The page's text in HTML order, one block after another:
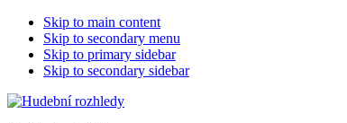
Skip to main content
Skip to secondary menu
Skip to primary sidebar
Skip to secondary sidebar